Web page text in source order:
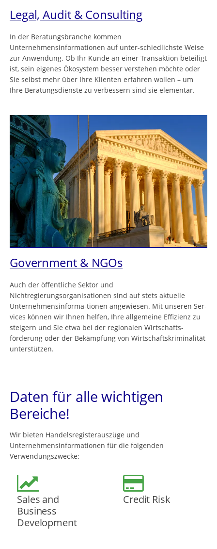
Legal, Audit & Consulting
In der Beratungsbranche kommen
Unternehmensinformationen auf unter-schiedlichste Weise
zur Anwendung. Ob Ihr Kunde an einer Transaktion beteiligt
ist, sein eigenes Ökosystem besser verstehen möchte oder
Sie selbst mehr über Ihre Klienten erfahren wollen – um
Ihre Beratungsdienste zu verbessern sind sie elementar.
Government & NGOs
Auch der öffentliche Sektor und
Nichtregierungsorganisationen sind auf stets aktuelle
Unternehmensinforma-tionen angewiesen. Mit unseren Ser-
vices können wir Ihnen helfen, Ihre allgemeine Effizienz zu
steigern und Sie etwa bei der regionalen Wirtschafts-
förderung oder der Bekämpfung von Wirtschaftskriminalität
unterstützen.
Daten für alle wichtigen
Bereiche!
Wir bieten Handelsregisterauszüge und
Unternehmensinformationen für die folgenden
Verwendungszwecke:
Sales and
Business
Development
Credit Risk